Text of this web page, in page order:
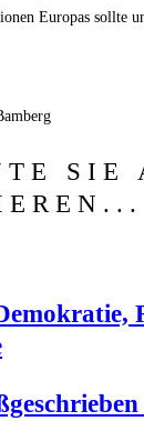
Euro­pas soll­te
SIE